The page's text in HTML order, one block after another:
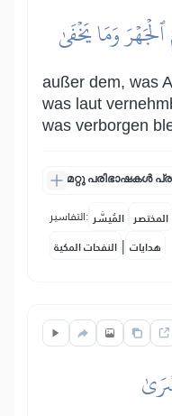
وَمَا يَخۡفَىٰ
außer dem, was
was laut
was verborgen
മറ്റു പരിഭാഷകൾ
التفاسير: المُيسَّر المختصر
النفحات المكية | هدايات